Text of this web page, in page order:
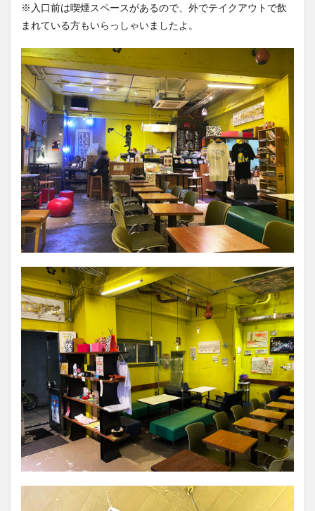
※入口前は喫煙スペースがあるので、外でテイクアウトで飲
まれている方もいらっしゃいましたよ。